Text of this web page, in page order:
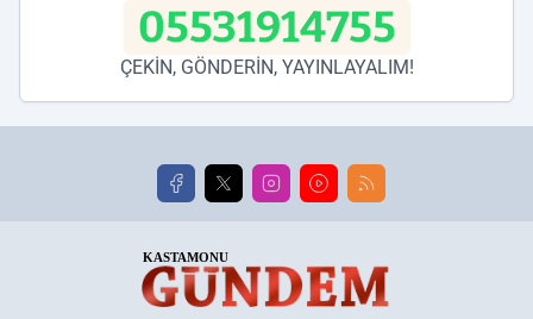
05531914755
ÇEKİN, GÖNDERİN, YAYINLAYALIM!